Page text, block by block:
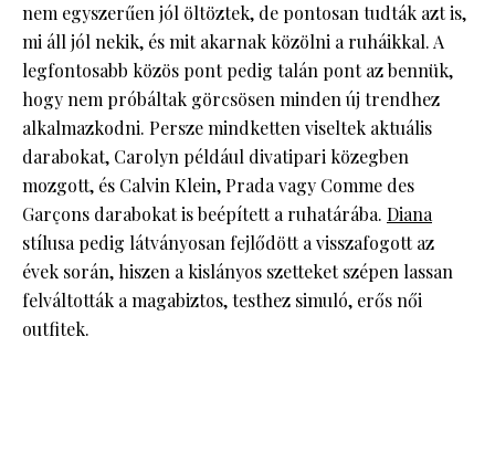
nem egyszerűen jól öltöztek, de pontosan tudták azt is,
mi áll jól nekik, és mit akarnak közölni a ruháikkal. A
legfontosabb közös pont pedig talán pont az bennük,
hogy nem próbáltak görcsösen minden új trendhez
alkalmazkodni. Persze mindketten viseltek aktuális
darabokat, Carolyn például divatipari közegben
mozgott, és Calvin Klein, Prada vagy Comme des
Garçons darabokat is beépített a ruhatárába. Diana
stílusa pedig látványosan fejlődött a visszafogott az
évek során, hiszen a kislányos szetteket szépen lassan
felváltották a magabiztos, testhez simuló, erős női
outfitek.